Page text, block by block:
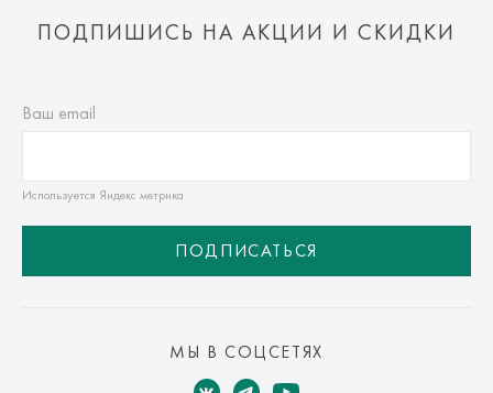
ПОДПИШИСЬ НА АКЦИИ И СКИДКИ
Ваш email
Используется Яндекс метрика
ПОДПИСАТЬСЯ
МЫ В СОЦСЕТЯХ